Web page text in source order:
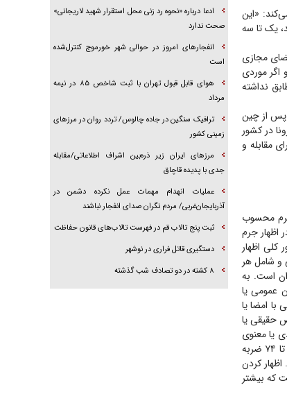
«این
یک تا سه
مجازی
اگر موردی
نداشته
پس از چین
در کشور
مقابله و
محسوب
جرم
اظهار
مجازات اسلامی و شامل هر
است. به
عمومی یا
با امضا یا
حقیقی یا
یا معنوی
به غیر وارد شود یا خیر، علاوه بر اعاده حیثیت در صورت امکان، باید به حبس از دو ماه تا دو سال یا شلاق تا ۷۴ ضربه
کردن
که بیشتر
ادعا درباره «نحوه رد زنی محل استقرار شهید لاریجانی»
صحت ندارد
انفجار‌های امروز در حوالی شهر خورموج کنترل‌شده
است
هوای قابل قبول تهران با ثبت شاخص ۸۵ در نیمه
مرداد
ترافیک سنگین در جاده چالوس/ تردد روان در مرز‌های
زمینی کشور
مرز‌های ایران زیر ذره‌بین اشراف اطلاعاتی/مقابله
جدی با پدیده قاچاق
عملیات انهدام مهمات عمل نکرده دشمن در
آذربایجان‌غربی/ مردم نگران صدای انفجار نباشند
ثبت پنج تالاب قم در فهرست تالاب‌های قانون حفاظت
دستگیری قاتل فراری در نوشهر
۸ کشته در دو تصادف شب گذشته